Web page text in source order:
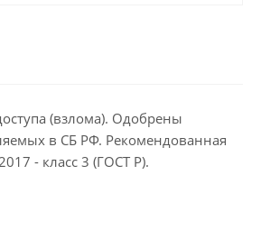
(взлома). Одобрены
в СБ РФ. Рекомендованная
- класс 3 (ГОСТ Р).